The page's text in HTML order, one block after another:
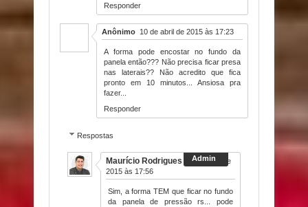
Responder
Anônimo 10 de abril de 2015 às 17:23
A forma pode encostar no fundo da
panela então??? Não precisa ficar presa
nas laterais?? Não acredito que fica
pronto em 10 minutos... Ansiosa pra
fazer...
Responder
Respostas
Maurício Rodrigues
10 de abril de
2015 às 17:56
Sim, a forma TEM que ficar no fundo
da panela de pressão rs... pode